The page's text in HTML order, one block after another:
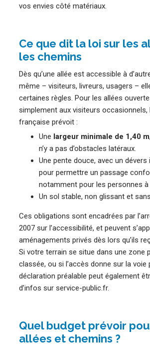
vos envies côté matériaux.
Ce que dit la loi sur les
les chemins
Dès qu’une allée est accessible à
même – visiteurs, livreurs, usagers –
certaines règles. Pour les allées
simplement aux visiteurs occasionnels,
française prévoit :
Une largeur minimale de 1,40 m
n’y a pas d’obstacles latéraux.
Une pente douce, avec un dévers
pour permettre un passage
notamment pour les personnes
Un sol stable, non glissant et
Ces obligations sont encadrées par
2007 sur l’accessibilité, et peuvent
aménagements privés dès lors qu’ils
Si votre terrain se situe dans une zone
classée, ou si l’accès donne sur la voie
déclaration préalable peut également
d’infos sur service-public.fr.
Quel budget prévoir
allées et chemins ?